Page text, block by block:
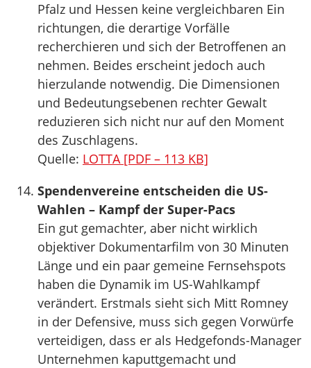
Pfalz und Hessen keine vergleichbaren Ein
richtungen, die derartige Vorfälle
recherchieren und sich der Betroffenen an
nehmen. Beides erscheint jedoch auch
hierzulande notwendig. Die Dimensionen
und Bedeutungsebenen rechter Gewalt
reduzieren sich nicht nur auf den Moment
des Zuschlagens.
Quelle: LOTTA [PDF – 113 KB]
Spendenvereine entscheiden die US-
Wahlen – Kampf der Super-Pacs
Ein gut gemachter, aber nicht wirklich
objektiver Dokumentarfilm von 30 Minuten
Länge und ein paar gemeine Fernsehspots
haben die Dynamik im US-Wahlkampf
verändert. Erstmals sieht sich Mitt Romney
in der Defensive, muss sich gegen Vorwürfe
verteidigen, dass er als Hedgefonds-Manager
Unternehmen kaputtgemacht und